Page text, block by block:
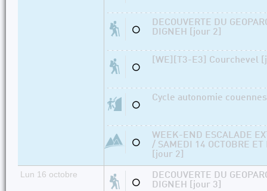
⚪
DECOUVERTE DU
DIGNEH [jour 2]
⚪
[WE][T3-E3] Courchevel
⚪
Cycle autonomie
⚪
WEEK-END ESCALADE
/ SAMEDI 14 OCTOBRE
[jour 2]
Lun 16 octobre
⚪
DECOUVERTE DU
DIGNEH [jour 3]